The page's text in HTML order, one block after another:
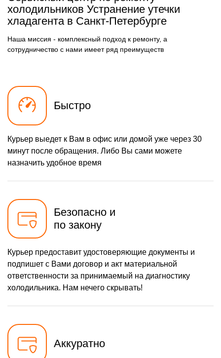
Замена электросхемы
590 р
Замена нагревателя
оттайки
500 р
холодильников Устранение утечки
хладагента в Санкт-Петербурге
Наша миссия - комплексный подход к ремонту, а
сотрудничество с нами имеет ряд преимуществ
Быстро
Курьер выедет к Вам в офис или домой уже через 30
минут после обращения. Либо Вы сами можете
назначить удобное время
Безопасно и
по закону
Курьер предоставит удостоверяющие документы и
подпишет с Вами договор и акт материальной
ответственности за принимаемый на диагностику
холодильника. Нам нечего скрывать!
Аккуратно